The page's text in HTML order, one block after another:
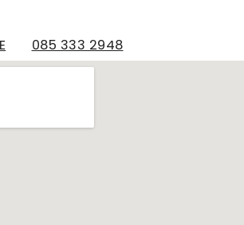
085 333 2948